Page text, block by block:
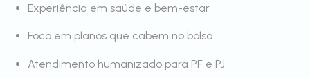
Experiência em saúde e bem-estar
Foco em planos que cabem no bolso
Atendimento humanizado para PF e PJ